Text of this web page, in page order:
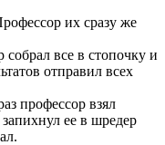
их сразу же
все в стопочку и
отправил всех
профессор взял
ее в шредер